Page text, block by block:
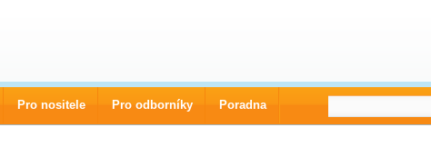
Pro nositele Pro odborníky Poradna